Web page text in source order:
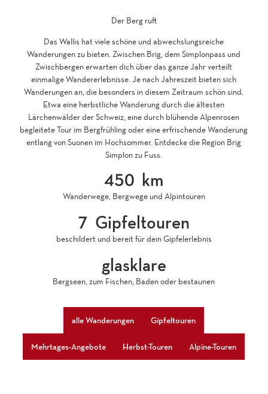
Der Berg ruft
Das Wallis hat viele schöne und abwechslungsreiche
Wanderungen zu bieten. Zwischen Brig, dem Simplonpass und
Zwischbergen erwarten dich über das ganze Jahr verteilt
einmalige Wandererlebnisse. Je nach Jahreszeit bieten sich
Wanderungen an, die besonders in diesem Zeitraum schön sind.
Etwa eine herbstliche Wanderung durch die ältesten
Lärchenwälder der Schweiz, eine durch blühende Alpenrosen
begleitete Tour im Bergfrühling oder eine erfrischende Wanderung
entlang von Suonen im Hochsommer. Entdecke die Region Brig
Simplon zu Fuss.
450 km
Wanderwege, Bergwege und Alpintouren
7 Gipfeltouren
beschildert und bereit für dein Gipfelerlebnis
glasklare
Bergseen, zum Fischen, Baden oder bestaunen
alle Wanderungen Gipfeltouren
Mehrtages-Angebote Herbst-Touren Alpine-Touren